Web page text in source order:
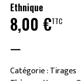
Ethnique
8,00 €TTC
—
Catégorie : Tirages